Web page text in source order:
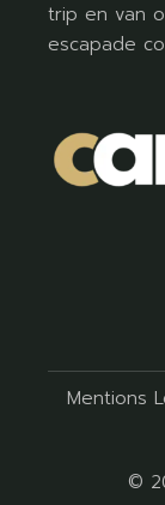
trip en van
escapade
Mentions
©